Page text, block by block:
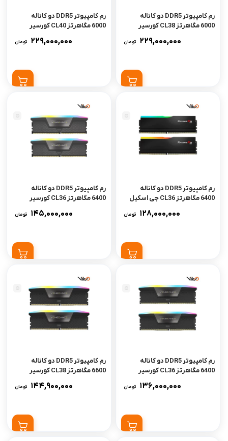
رم کامپیوتر DDR5 دو کاناله
6000 مگاهرتز CL38 کورسیر
229,000,000 تومان
رم کامپیوتر DDR5 دو کاناله
6000 مگاهرتز CL40 کورسیر
229,000,000 تومان
رم کامپیوتر DDR5 دو کاناله
6400 مگاهرتز CL36 جی اسکیل
128,000,000 تومان
رم کامپیوتر DDR5 دو کاناله
6400 مگاهرتز CL36 کورسیر
مدل VENGEANCE RGB AMD
145,000,000 تومان
رم کامپیوتر DDR5 دو کاناله
6400 مگاهرتز CL36 کورسیر
136,000,000 تومان
رم کامپیوتر DDR5 دو کاناله
6600 مگاهرتز CL38 کورسیر
144,900,000 تومان